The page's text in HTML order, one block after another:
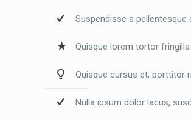
Suspendisse a pellentesque
Quisque lorem tortor fringilla
Quisque cursus et, porttitor
Nulla ipsum dolor lacus,